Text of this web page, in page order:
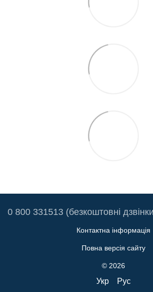
0 800 331513 (безкоштовні
Контактна інформація
Повна версія сайту
© 2026
Укр Рус